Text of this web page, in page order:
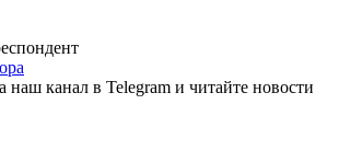
наш канал в Telegram и читайте новости